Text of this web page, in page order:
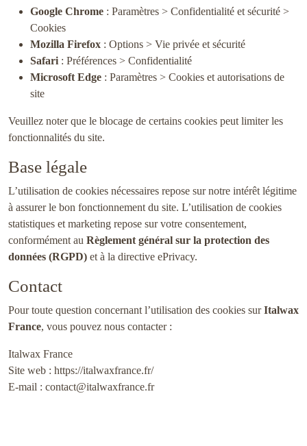
Google Chrome : Paramètres > Confidentialité et sécurité >
Cookies
Mozilla Firefox : Options > Vie privée et sécurité
Safari : Préférences > Confidentialité
Microsoft Edge : Paramètres > Cookies et autorisations de
site
Veuillez noter que le blocage de certains cookies peut limiter les
fonctionnalités du site.
Base légale
L’utilisation de cookies nécessaires repose sur notre intérêt légitime
à assurer le bon fonctionnement du site. L’utilisation de cookies
statistiques et marketing repose sur votre consentement,
conformément au Règlement général sur la protection des
données (RGPD) et à la directive ePrivacy.
Contact
Pour toute question concernant l’utilisation des cookies surItalwax
France, vous pouvez nous contacter :
Italwax France
Site web : https://italwaxfrance.fr/
E-mail : contact@italwaxfrance.fr